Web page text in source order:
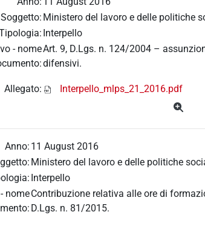
Soggetto: Ministero del lavoro e delle politiche
Interpello
- nomeArt. 9, D.Lgs. n. 124/2004 –
difensivi.
Allegato: Interpello_mlps_21_2016.pdf
Anno: 11 August 2016
Ministero del lavoro e delle politiche
Interpello
nomeContribuzione relativa alle ore di
D.Lgs. n. 81/2015.